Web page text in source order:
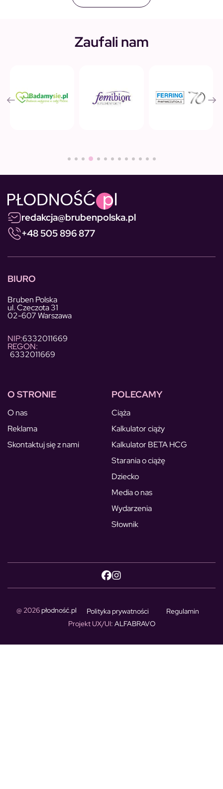
Zaufali nam
redakcja@brubenpolska.pl
+48 505 896 877
BIURO
Bruben Polska
ul. Czeczota 31
02-607 Warszawa
NIP:6332011669
REGON:
6332011669
O STRONIE
O nas
Reklama
Skontaktuj się z nami
POLECAMY
Ciąża
Kalkulator ciąży
Kalkulator BETA HCG
Starania o ciążę
Dziecko
Media o nas
Wydarzenia
Słownik
@ 2026płodność.pl Polityka prywatności
Regulamin
Projekt UX/UI: ALFABRAVO